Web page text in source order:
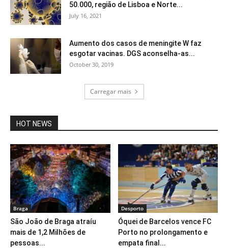
50.000, região de Lisboa e Norte...
July 16, 2021
Aumento dos casos de meningite W faz
esgotar vacinas. DGS aconselha-as...
October 30, 2019
Carregar mais
HOT NEWS
Braga
São João de Braga atraíu
mais de 1,2 Milhões de
pessoas...
Desporto
Óquei de Barcelos vence FC
Porto no prolongamento e
empata final...